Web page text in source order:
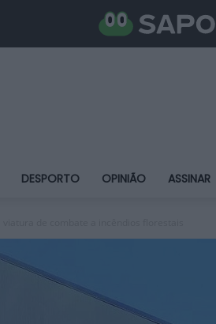
DESPORTO OPINIÃO ASSINAR